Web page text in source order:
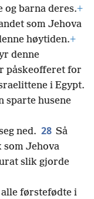
barna deres.+
som Jehova
høytiden.+
denne
påskeofferet for
i Egypt.
sparte husene
ned. 28 Så
Jehova
slik gjorde
førstefødte i